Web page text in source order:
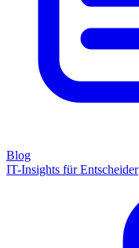
Blog
IT-Insights für Entscheider